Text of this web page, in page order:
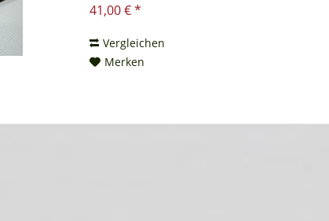
41,00 € *
Vergleichen
Merken